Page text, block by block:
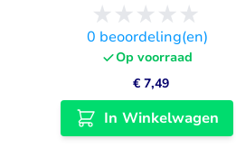
0 beoordeling(en)
Op voorraad
€ 7,49
In Winkelwagen